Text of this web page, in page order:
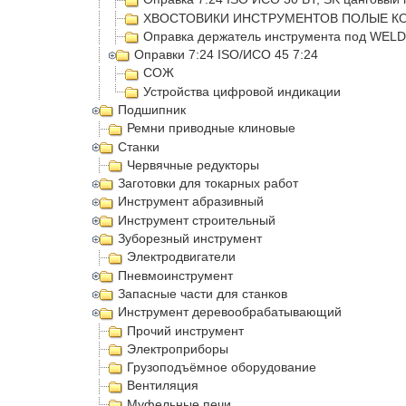
ХВОСТОВИКИ ИНСТРУМЕНТОВ ПОЛЫЕ
Оправка держатель инструмента под
Оправки 7:24 ISO/ИСО 45 7:24
СОЖ
Устройства цифровой индикации
Подшипник
Ремни приводные клиновые
Станки
Червячные редукторы
Заготовки для токарных работ
Инструмент абразивный
Инструмент строительный
Зуборезный инструмент
Электродвигатели
Пневмоинструмент
Запасные части для станков
Инструмент деревообрабатывающий
Прочий инструмент
Электроприборы
Грузоподъёмное оборудование
Вентиляция